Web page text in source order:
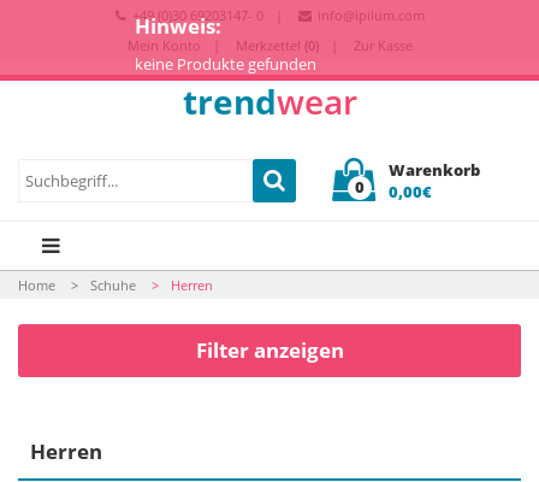
+49 (0)30 69203147- 0
info@ipilum.com
Mein Konto
Merkzettel (0) Zur Kasse
trendwear
0
Warenkorb
0,00€
Home Schuhe Herren
Filter anzeigen
Herren
Hinweis:
keine Produkte gefunden